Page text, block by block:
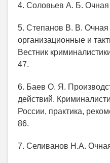
4. Соловьев А. Б. Очная
5. Степанов В. В. Очная
организационные и
Вестник
47.
6. Баев О. Я.
действий.
России, практика,
86.
7. Селиванов Н.А.